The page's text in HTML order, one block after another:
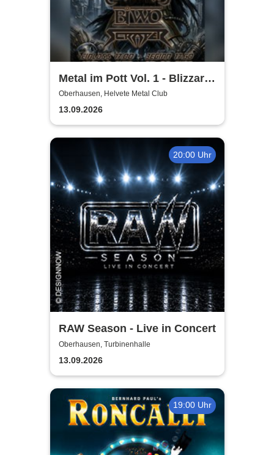
Metal im Pott Vol. 1 - Blizzard
Hunter + Biwo + Scraper +
Aternia
Oberhausen, Helvete Metal Club
13.09.2026
20:00 Uhr
RAW Season - Live in Concert
Oberhausen, Turbinenhalle
13.09.2026
19:00 Uhr